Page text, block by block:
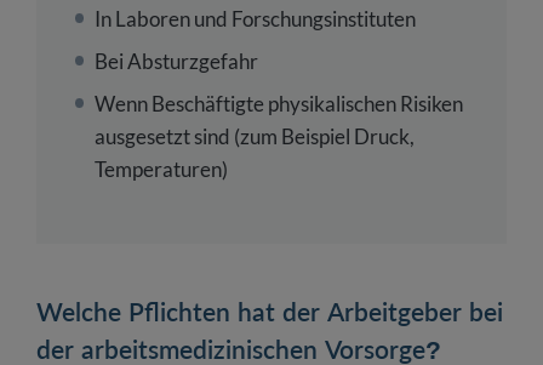
In Laboren und Forschungsinstituten
Bei Absturzgefahr
Wenn Beschäftigte physikalischen Risiken
ausgesetzt sind (zum Beispiel Druck,
Temperaturen)
Welche Pflichten hat der Arbeitgeber bei
der arbeitsmedizinischen Vorsorge?